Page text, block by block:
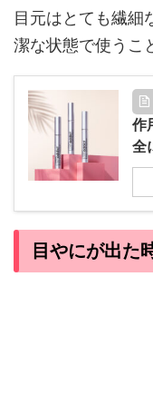
目元はとても繊細
潔な状態で使うこ
作
全
目やにが出た